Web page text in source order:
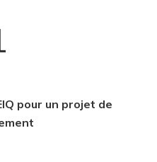
pour un projet de